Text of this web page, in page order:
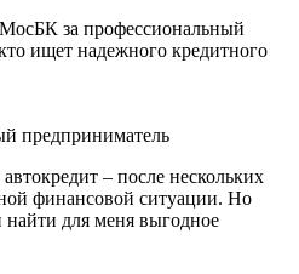
за профессиональный
ищет надежного кредитного
предприниматель
– после нескольких
финансовой ситуации. Но
для меня выгодное